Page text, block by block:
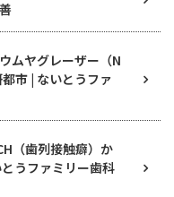
ムヤグレーザー（N
市 | ないとうファ
（歯列接触癖）か
うファミリー歯科